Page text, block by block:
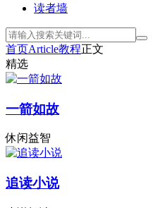
读者墙
首页Article教程正文
精选
一箭如故
休闲益智
追读小说